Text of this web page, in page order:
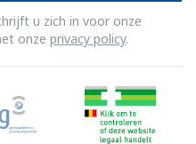
u zich in voor onze
onze privacy policy.